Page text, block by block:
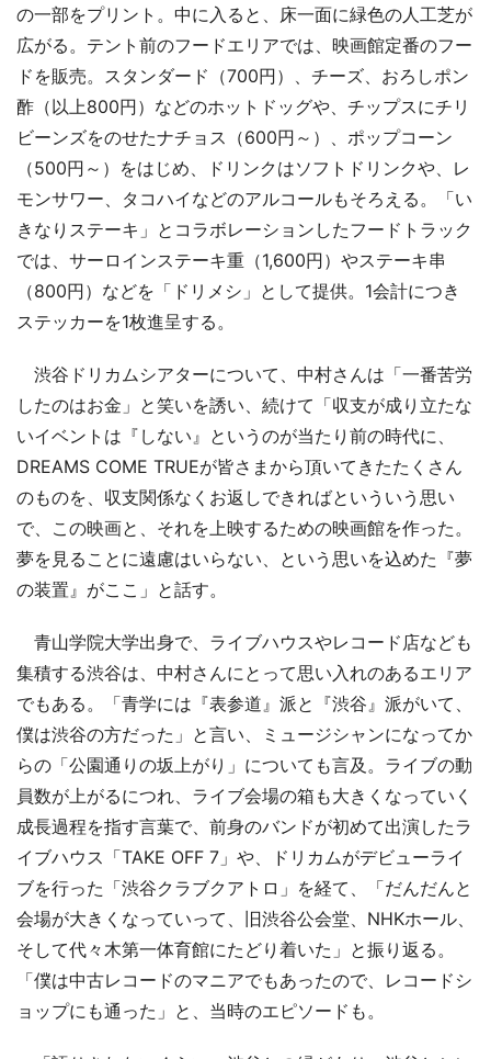
の一部をプリント。中に入ると、床一面に緑色の人工芝が
広がる。テント前のフードエリアでは、映画館定番のフー
ドを販売。スタンダード（700円）、チーズ、おろしポン
酢（以上800円）などのホットドッグや、チップスにチリ
ビーンズをのせたナチョス（600円～）、ポップコーン
（500円～）をはじめ、ドリンクはソフトドリンクや、レ
モンサワー、タコハイなどのアルコールもそろえる。「い
きなりステーキ」とコラボレーションしたフードトラック
では、サーロインステーキ重（1,600円）やステーキ串
（800円）などを「ドリメシ」として提供。1会計につき
ステッカーを1枚進呈する。
渋谷ドリカムシアターについて、中村さんは「一番苦労
したのはお金」と笑いを誘い、続けて「収支が成り立たな
いイベントは『しない』というのが当たり前の時代に、
DREAMS COME TRUEが皆さまから頂いてきたたくさん
のものを、収支関係なくお返しできればといういう思い
で、この映画と、それを上映するための映画館を作った。
夢を見ることに遠慮はいらない、という思いを込めた『夢
の装置』がここ」と話す。
青山学院大学出身で、ライブハウスやレコード店なども
集積する渋谷は、中村さんにとって思い入れのあるエリア
でもある。「青学には『表参道』派と『渋谷』派がいて、
僕は渋谷の方だった」と言い、ミュージシャンになってか
らの「公園通りの坂上がり」についても言及。ライブの動
員数が上がるにつれ、ライブ会場の箱も大きくなっていく
成長過程を指す言葉で、前身のバンドが初めて出演したラ
イブハウス「TAKE OFF 7」や、ドリカムがデビューライ
ブを行った「渋谷クラブクアトロ」を経て、「だんだんと
会場が大きくなっていって、旧渋谷公会堂、NHKホール、
そして代々木第一体育館にたどり着いた」と振り返る。
「僕は中古レコードのマニアでもあったので、レコードシ
ョップにも通った」と、当時のエピソードも。